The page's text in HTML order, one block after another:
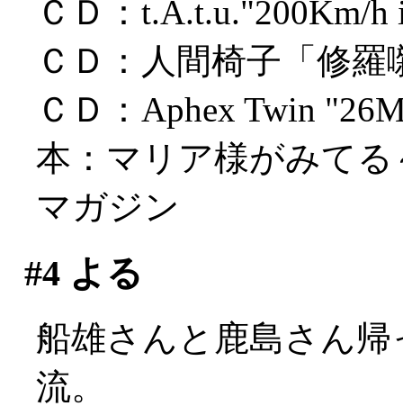
ＣＤ：t.A.t.u."200Km/h
ＣＤ：人間椅子「修羅
ＣＤ：Aphex Twin
本：マリア様がみてる
マガジン
#4よる
船雄さんと鹿島さん
流。